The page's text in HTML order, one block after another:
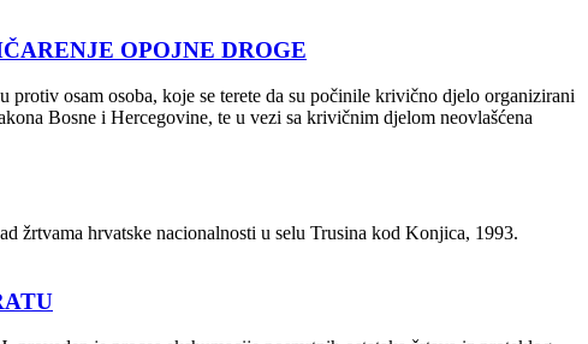
OPOJNE DROGE
osam osoba, koje se terete da su počinile krivično djelo organizirani
Bosne i Hercegovine, te u vezi sa krivičnim djelom neovlašćena
žrtvama hrvatske nacionalnosti u selu Trusina kod Konjica, 1993.